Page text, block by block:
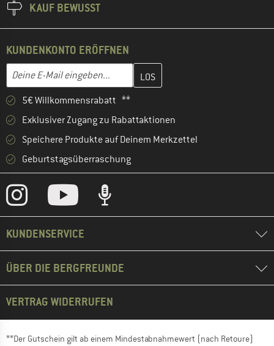
KAUF BEWUSST
KUNDENKONTO ERÖFFNEN
E-Mail-Adresse
Gib hier deine E-Mail-Adresse ein und erstelle im nächsten
5€ Willkommensrabatt **
Exklusiver Zugang zu Rabattaktionen
Speichere Produkte auf Deinem Merkzettel
Geburtstagsüberraschung
KUNDENSERVICE
ÜBER DIE BERGFREUNDE
VERTRAG WIDERRUFEN
**Der Gutschein gilt ab einem Mindestabnahmewert (nach Retoure)